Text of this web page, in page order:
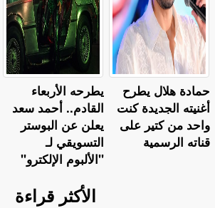
يطرحه الأربعاء
القادم.. أحمد سعد
يعلن عن البوستر
التسويقي لـ
"الألبوم الإلكترو"
حمادة هلال يطرح
أغنيته الجديدة كنت
واحد من كتير على
قناته الرسمية
الأكثر قراءة